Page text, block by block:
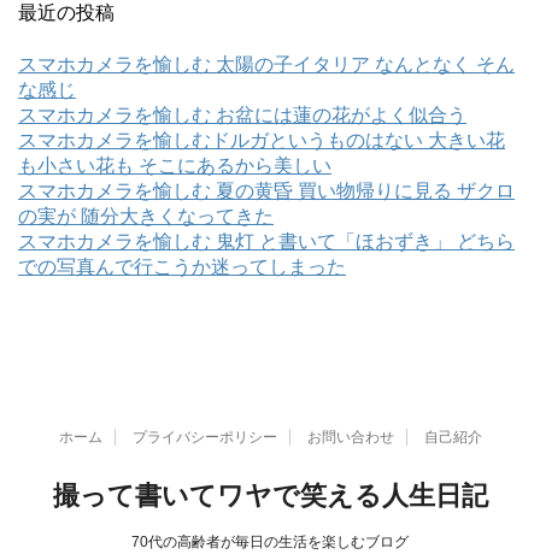
最近の投稿
スマホカメラを愉しむ 太陽の子イタリア なんとなく そん
な感じ
スマホカメラを愉しむ お盆には蓮の花がよく似合う
スマホカメラを愉しむドルガというものはない 大きい花
も小さい花も そこにあるから美しい
スマホカメラを愉しむ 夏の黄昏 買い物帰りに見る ザクロ
の実が 随分大きくなってきた
スマホカメラを愉しむ 鬼灯 と書いて「ほおずき」 どちら
での写真んで行こうか迷ってしまった
ホーム プライバシーポリシー お問い合わせ 自己紹介
撮って書いてワヤで笑える人生日記
70代の高齢者が毎日の生活を楽しむブログ